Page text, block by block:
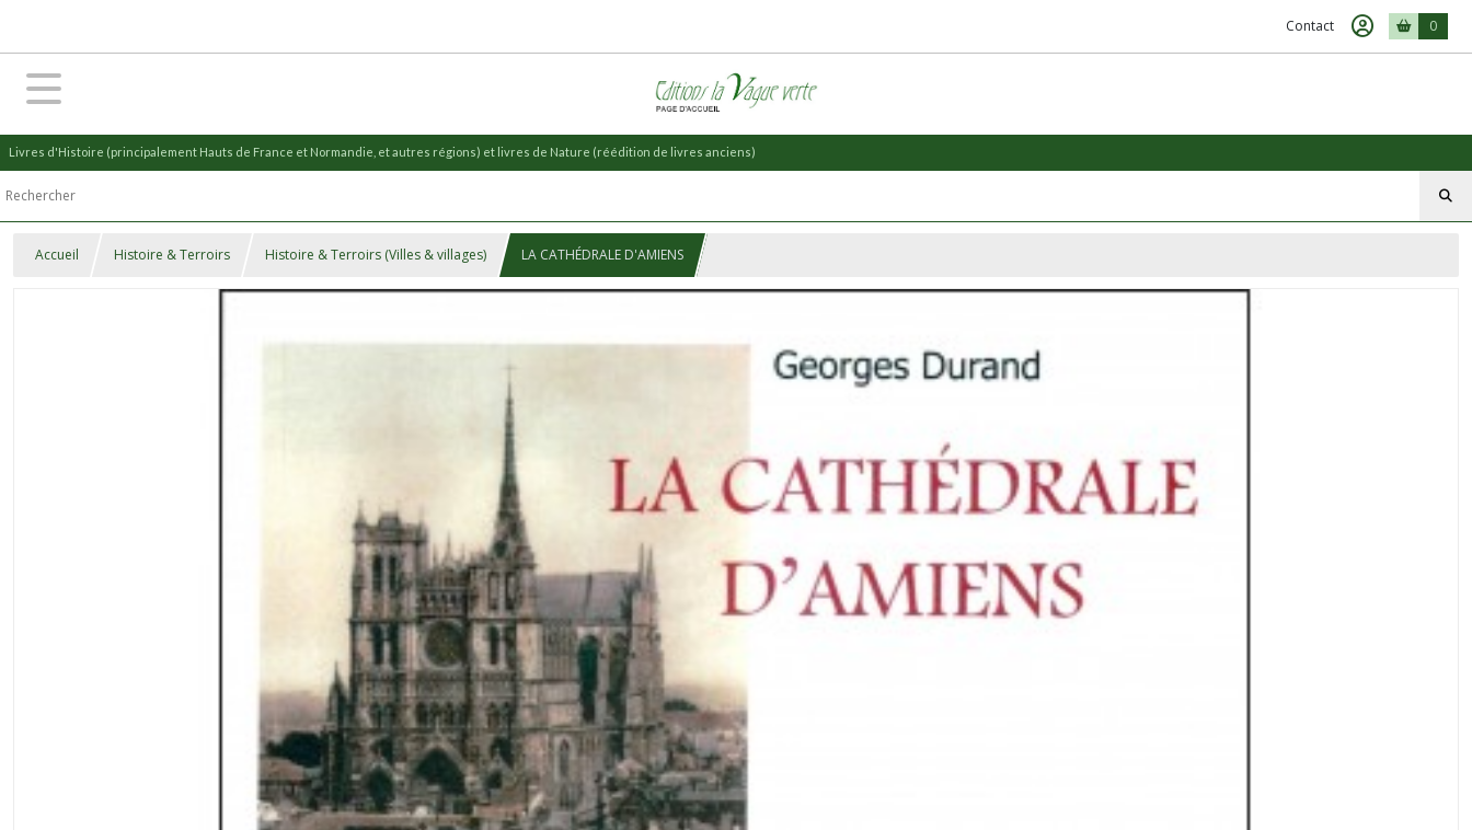
Contact 0
Livres d'Histoire (principalement Hauts de France et Normandie, et autres régions) et livres de Nature (réédition de livres anciens)
Accueil Histoire & Terroirs Histoire & Terroirs (Villes & villages) LA CATHÉDRALE D'AMIENS